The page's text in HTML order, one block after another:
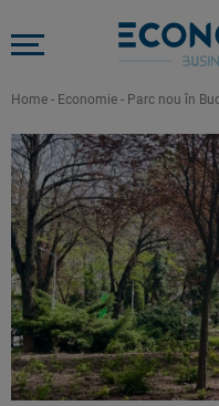
Home - Economie - Parc nou în